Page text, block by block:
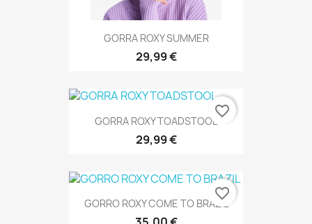
GORRA ROXY SUMMER
29,99 €
GORRA ROXY TOADSTOOL
29,99 €
favorite_border
GORRO ROXY COME TO BRAZIL
favorite_border